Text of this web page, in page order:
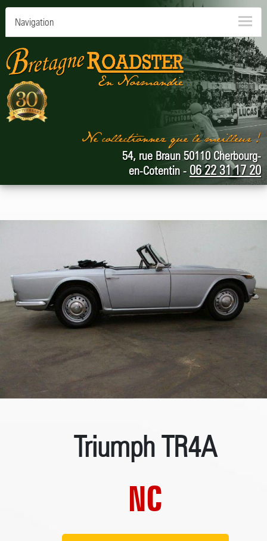
Navigation
54, rue Braun 50110 Cherbourg-
en-Cotentin - 06 22 31 17 20
Triumph TR4A
NC